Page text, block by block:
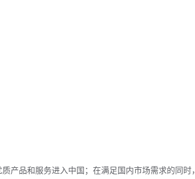
产品和服务进入中国；在满足国内市场需求的同时